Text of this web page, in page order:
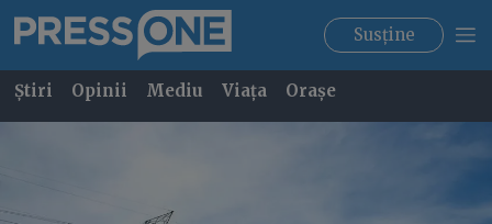
Susține
Știri Opinii Mediu Viața Orașe